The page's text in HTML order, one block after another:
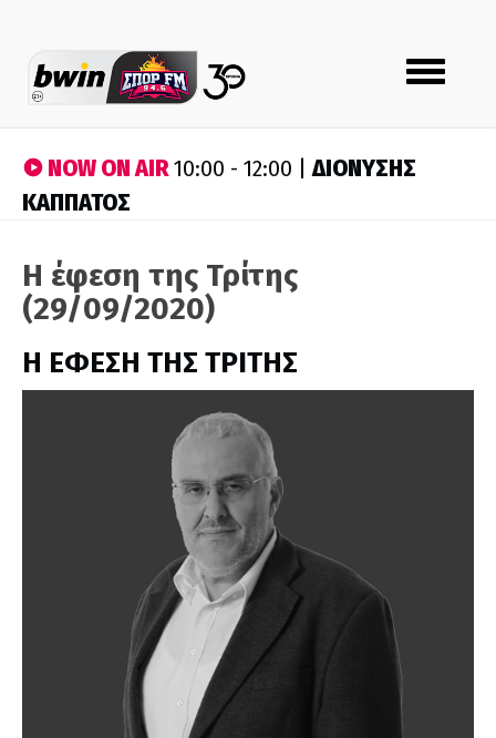
Toggle
navigation
NOW ON AIR10:00 - 12:00 |ΔΙΟΝΥΣΗΣ
ΚΑΠΠΑΤΟΣ
Η έφεση της Τρίτης
(29/09/2020)
Η ΕΦΕΣΗ ΤΗΣ ΤΡΙΤΗΣ